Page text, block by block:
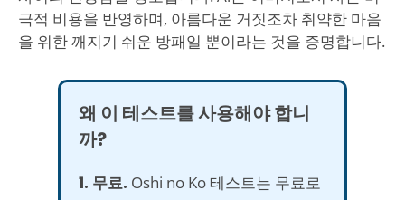
극적 비용을 반영하며, 아름다운 거짓조차 취약한 마음
을 위한 깨지기 쉬운 방패일 뿐이라는 것을 증명합니다.
왜 이 테스트를 사용해야 합니
까?
1. 무료. Oshi no Ko 테스트는 무료로